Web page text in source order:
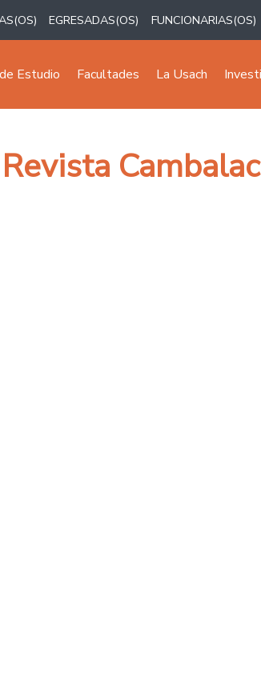
EGRESADAS(OS) FUNCIONARIAS(OS)
Estudio Facultades La Usach